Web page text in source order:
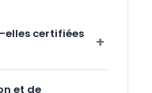
elles certifiées
et de